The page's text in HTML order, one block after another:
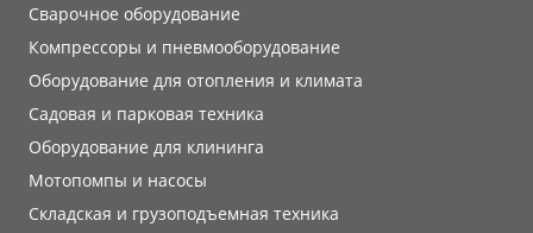
Сварочное оборудование
Компрессоры и пневмооборудование
Оборудование для отопления и климата
Садовая и парковая техника
Оборудование для клининга
Мотопомпы и насосы
Складская и грузоподъемная техника